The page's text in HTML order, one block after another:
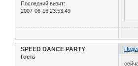
Последний визит:
2007-06-16 23:53:49
SPEED DANCE PARTY
Гость